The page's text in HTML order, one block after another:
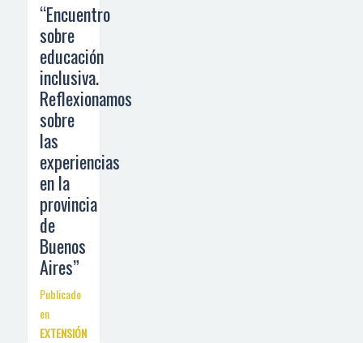
“Encuentro
sobre
educación
inclusiva.
Reflexionamos
sobre
las
experiencias
en la
provincia
de
Buenos
Aires”
Publicado
en
EXTENSIÓN